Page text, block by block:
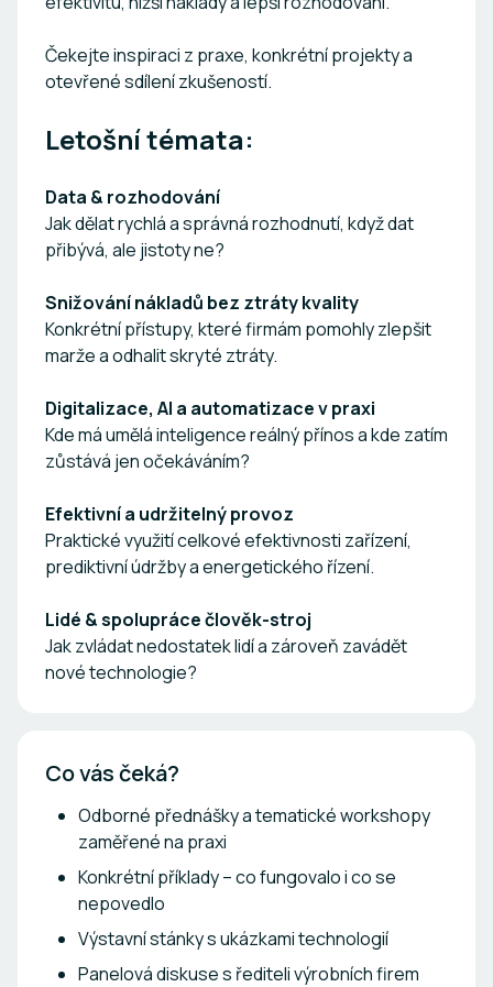
Čekejte inspiraci z praxe, konkrétní projekty a
otevřené sdílení zkušeností.
Letošní témata:
Data & rozhodování
Jak dělat rychlá a správná rozhodnutí, když dat
přibývá, ale jistoty ne?
Snižování nákladů bez ztráty kvality
Konkrétní přístupy, které firmám pomohly zlepšit
marže a odhalit skryté ztráty.
Digitalizace, AI a automatizace v praxi
Kde má umělá inteligence reálný přínos a kde zatím
zůstává jen očekáváním?
Efektivní a udržitelný provoz
Praktické využití celkové efektivnosti zařízení,
prediktivní údržby a energetického řízení.
Lidé & spolupráce člověk-stroj
Jak zvládat nedostatek lidí a zároveň zavádět
nové technologie?
Co vás čeká?
Odborné přednášky a tematické workshopy
zaměřené na praxi
Konkrétní příklady – co fungovalo i co se
nepovedlo
Výstavní stánky s ukázkami technologií
Panelová diskuse s řediteli výrobních firem